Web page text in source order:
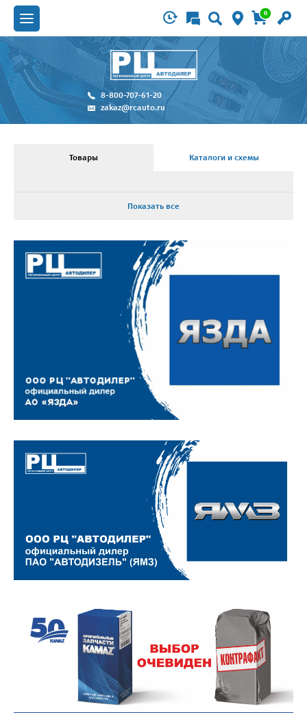
0
8-800-707-61-20
zakaz@rcauto.ru
Товары Каталоги и схемы
Показать все